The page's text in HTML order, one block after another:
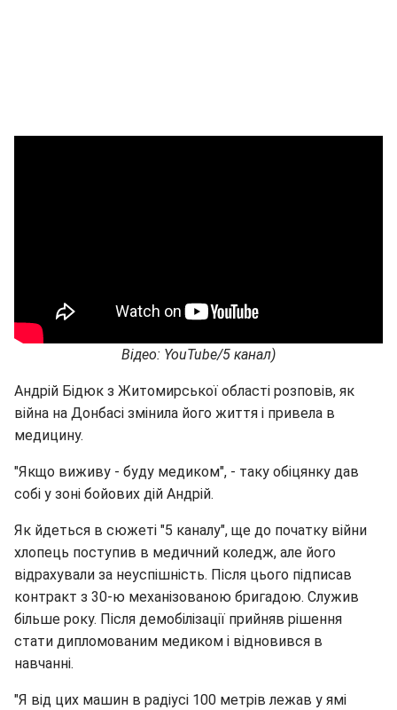
Відео: YouTube/5 канал)
Андрій Бідюк з Житомирської області розповів, як
війна на Донбасі змінила його життя і привела в
медицину.
"Якщо виживу - буду медиком", - таку обіцянку дав
собі у зоні бойових дій Андрій.
Як йдеться в сюжеті "5 каналу", ще до початку війни
хлопець поступив в медичний коледж, але його
відрахували за неуспішність. Після цього підписав
контракт з 30-ю механізованою бригадою. Служив
більше року. Після демобілізації прийняв рішення
стати дипломованим медиком і відновився в
навчанні.
"Я від цих машин в радіусі 100 метрів лежав у ямі